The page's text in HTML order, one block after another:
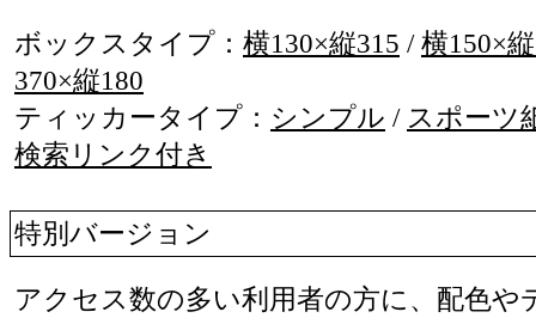
ボックスタイプ： 横130×縦315 /横150×
370×縦180
ティッカータイプ： シンプル / スポーツ
検索リンク付き
特別バージョン
アクセス数の多い利用者の方に、配色